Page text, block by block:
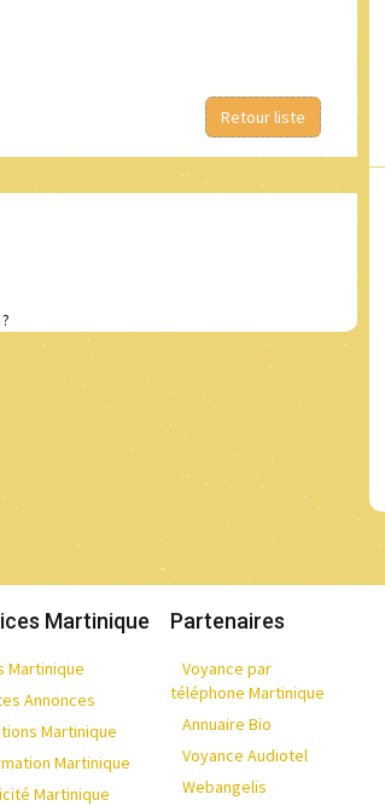
Retour liste
Martinique
Martinique
Annonces
Martinique
Martinique
Martinique
Partenaires
Voyance par
téléphone Martinique
Annuaire Bio
Voyance Audiotel
Webangelis